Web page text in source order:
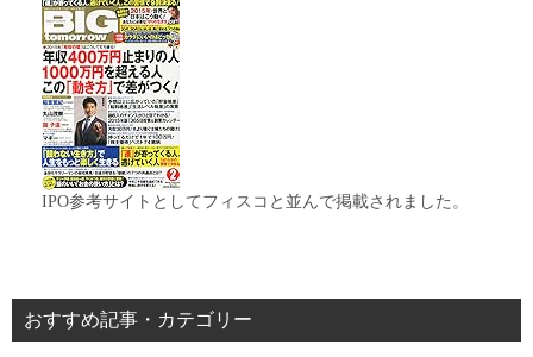
IPO参考サイトとしてフィスコと並んで掲載されました。
おすすめ記事・カテゴリー